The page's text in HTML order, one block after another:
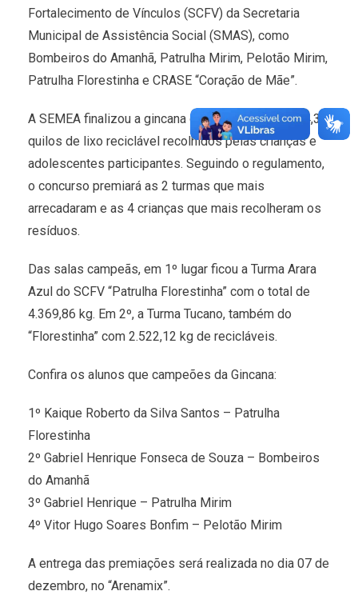
Fortalecimento de Vínculos (SCFV) da Secretaria
Municipal de Assistência Social (SMAS), como
Bombeiros do Amanhã, Patrulha Mirim, Pelotão Mirim,
Patrulha Florestinha e CRASE “Coração de Mãe”.
A SEMEA finalizou a gincana com o total de 12.824,3
quilos de lixo reciclável recolhidos pelas crianças e
adolescentes participantes. Seguindo o regulamento,
o concurso premiará as 2 turmas que mais
arrecadaram e as 4 crianças que mais recolheram os
resíduos.
Das salas campeãs, em 1º lugar ficou a Turma Arara
Azul do SCFV “Patrulha Florestinha” com o total de
4.369,86 kg. Em 2º, a Turma Tucano, também do
“Florestinha” com 2.522,12 kg de recicláveis.
Confira os alunos que campeões da Gincana:
1º Kaique Roberto da Silva Santos – Patrulha
Florestinha
2º Gabriel Henrique Fonseca de Souza – Bombeiros
do Amanhã
3º Gabriel Henrique – Patrulha Mirim
4º Vitor Hugo Soares Bonfim – Pelotão Mirim
A entrega das premiações será realizada no dia 07 de
dezembro, no “Arenamix”.